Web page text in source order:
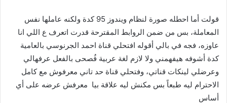
قولت أما احطله صورة لنظام ويندوز 95 كدة ولكنه عاملها نفس
المعاملة، بس من ضمن الروابط المقترحة قدرت اتعرف ع اللي انا
عاوزه، فجه في بالي أقوله افتحلي قناة احمد الجرنوسي بالعامية
كدة أشوفه هيفهمني ولا لازم لغة عربية فُصحى بالفعل عرفهالي
وعرضلي لينكات قناتي، وفتحلي قناة حد تاني معرفوش مع كامل
الاحترام ليه طبعاً بس مكنش ليه علاقة بيا معرفش عرضه على أي
أساس